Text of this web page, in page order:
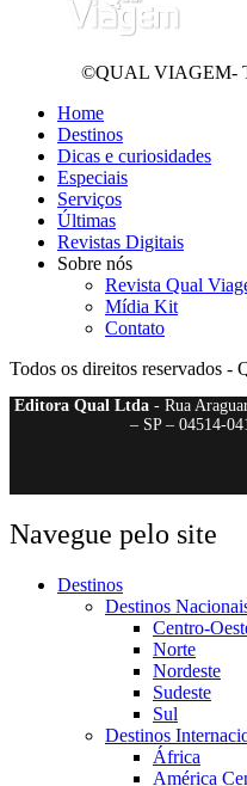
©QUAL VIAGEM-
Home
Destinos
Dicas e curiosidades
Especiais
Serviços
Últimas
Revistas Digitais
Sobre nós
Revista Qual
Mídia Kit
Contato
Todos os direitos reservados -
Editora Qual Ltda- Rua
– SP – 04514-
Navegue pelo site
Destinos
Destinos
Centro-
Norte
Nordeste
Sudeste
Sul
Destinos
África
América